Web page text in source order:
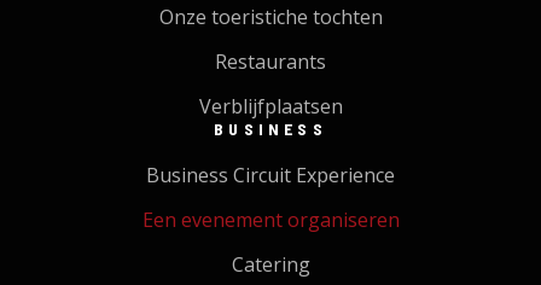
Onze toeristiche tochten
Restaurants
Verblijfplaatsen
BUSINESS
Business Circuit Experience
Een evenement organiseren
Catering